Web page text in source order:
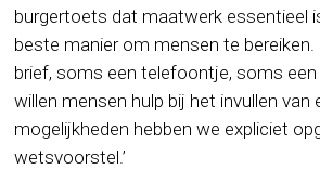
burgertoets dat maatwerk essentieel
beste manier om mensen te
brief, soms een telefoontje, soms
willen mensen hulp bij het invullen van
mogelijkheden hebben we expliciet
wetsvoorstel.’